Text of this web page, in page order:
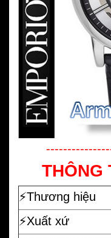
THÔNG
⚡️Thương hiệu
⚡️Xuất xứ